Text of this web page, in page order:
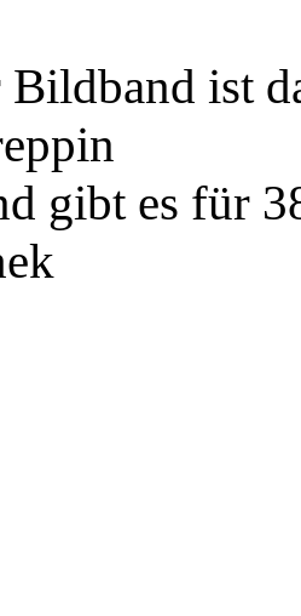
Bildband ist
gibt es für